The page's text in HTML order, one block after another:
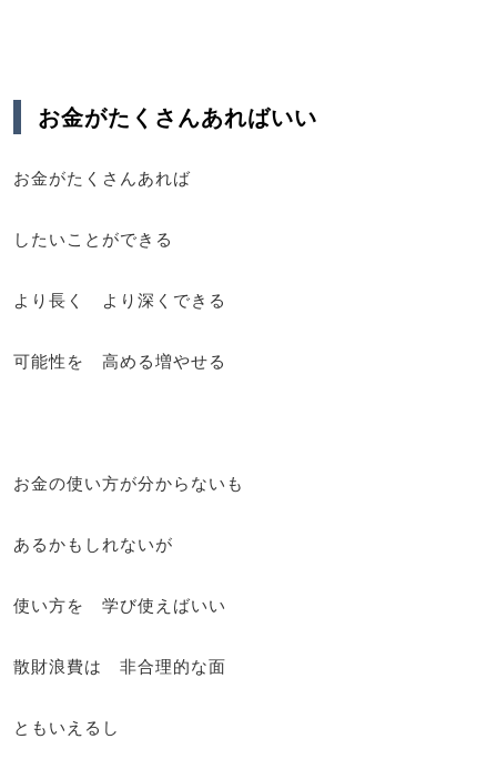
お金がたくさんあればいい
お金がたくさんあれば
したいことができる
より長く より深くできる
可能性を 高める増やせる
お金の使い方が分からないも
あるかもしれないが
使い方を 学び使えばいい
散財浪費は 非合理的な面
ともいえるし